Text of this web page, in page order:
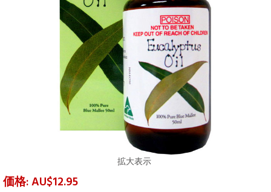
拡大表示
価格: AU$12.95